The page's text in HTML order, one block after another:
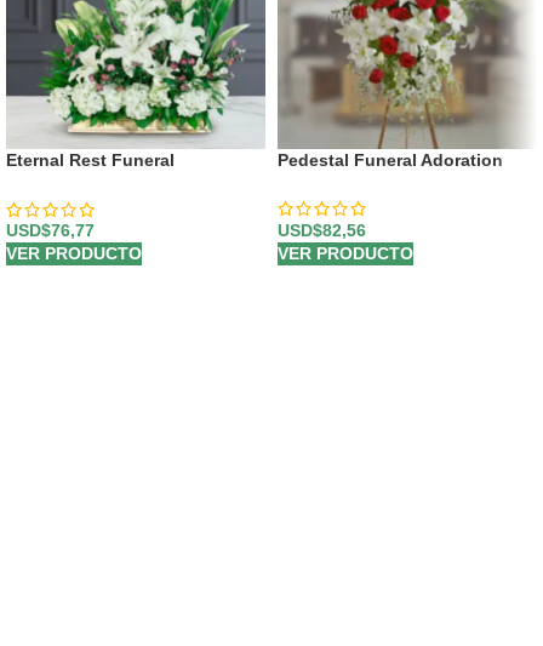
Eternal Rest Funeral
USD$76,77
VER PRODUCTO
Pedestal Funeral Adoration
USD$82,56
VER PRODUCTO